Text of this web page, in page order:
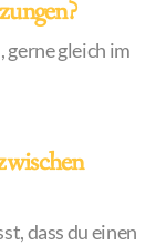
gleich im
dass du einen